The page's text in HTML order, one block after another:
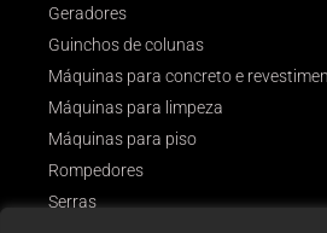
Geradores
Guinchos de colunas
Máquinas para concreto e
Máquinas para limpeza
Máquinas para piso
Rompedores
Serras